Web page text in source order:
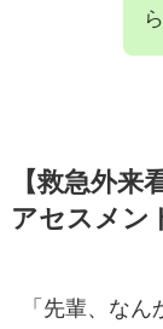
【救急外来
アセスメン
「先輩、な